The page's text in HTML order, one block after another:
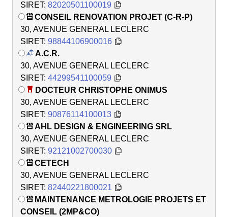
SIRET: 82020501100019
CONSEIL RENOVATION PROJET (C-R-P)
30, AVENUE GENERAL LECLERC
SIRET: 98844106900016
A.C.R.
30, AVENUE GENERAL LECLERC
SIRET: 44299541100059
DOCTEUR CHRISTOPHE ONIMUS
30, AVENUE GENERAL LECLERC
SIRET: 90876114100013
AHL DESIGN & ENGINEERING SRL
30, AVENUE GENERAL LECLERC
SIRET: 92121002700030
CETECH
30, AVENUE GENERAL LECLERC
SIRET: 82440221800021
MAINTENANCE METROLOGIE PROJETS ET
CONSEIL (2MP&CO)